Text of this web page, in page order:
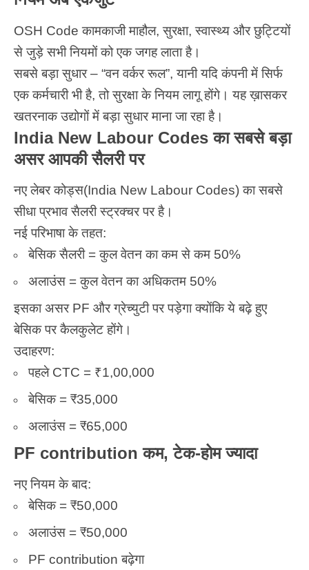
OSH Code कामकाजी माहौल, सुरक्षा, स्वास्थ्य और छुट्टियों
से जुड़े सभी नियमों को एक जगह लाता है।
सबसे बड़ा सुधार – “वन वर्कर रूल”, यानी यदि कंपनी में सिर्फ
एक कर्मचारी भी है, तो सुरक्षा के नियम लागू होंगे। यह ख़ासकर
खतरनाक उद्योगों में बड़ा सुधार माना जा रहा है।
India New Labour Codes का सबसे बड़ा
असर आपकी सैलरी पर
नए लेबर कोड्स(India New Labour Codes) का सबसे
सीधा प्रभाव सैलरी स्ट्रक्चर पर है।
नई परिभाषा के तहत:
बेसिक सैलरी = कुल वेतन का कम से कम 50%
अलाउंस = कुल वेतन का अधिकतम 50%
इसका असर PF और ग्रेच्युटी पर पड़ेगा क्योंकि ये बढ़े हुए
बेसिक पर कैलकुलेट होंगे।
उदाहरण:
पहले CTC = ₹1,00,000
बेसिक = ₹35,000
अलाउंस = ₹65,000
PF contribution कम, टेक-होम ज्यादा
नए नियम के बाद:
बेसिक = ₹50,000
अलाउंस = ₹50,000
PF contribution बढ़ेगा